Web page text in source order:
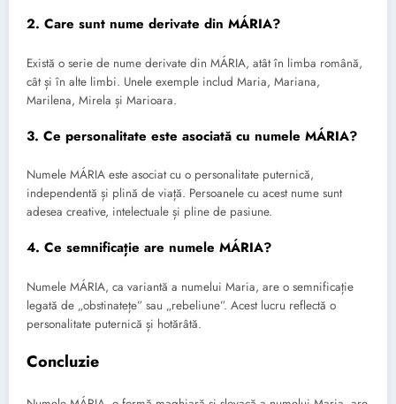
2. Care sunt nume derivate din MÁRIA?
Există o serie de nume derivate din MÁRIA, atât în limba română,
cât și în alte limbi. Unele exemple includ Maria, Mariana,
Marilena, Mirela și Marioara.
3. Ce personalitate este asociată cu numele MÁRIA?
Numele MÁRIA este asociat cu o personalitate puternică,
independentă și plină de viață. Persoanele cu acest nume sunt
adesea creative, intelectuale și pline de pasiune.
4. Ce semnificație are numele MÁRIA?
Numele MÁRIA, ca variantă a numelui Maria, are o semnificație
legată de „obstinatețe” sau „rebeliune”. Acest lucru reflectă o
personalitate puternică și hotărâtă.
Concluzie